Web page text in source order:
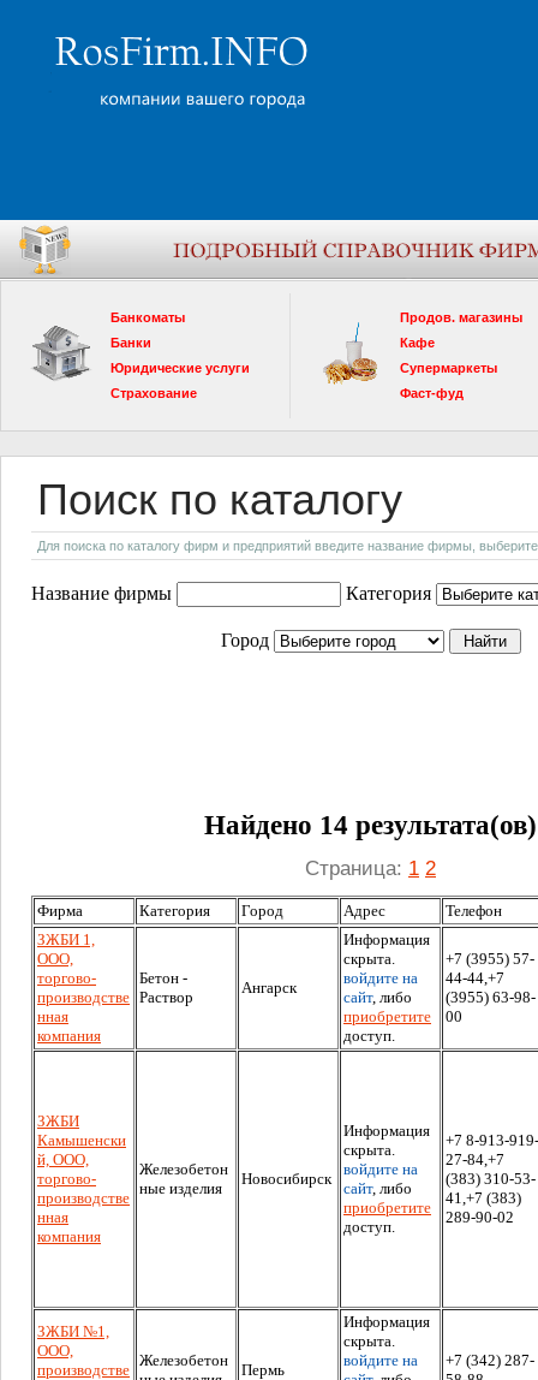
Банкоматы
Банки
Юридические услуги
Страхование
Продов. магазины
Кафе
Супермаркеты
Фаст-фуд
Поиск по каталогу
Для поиска по каталогу фирм и предприятий введите название фирмы, выберите
Название фирмы Категория
Город
Найдено 14 результата(ов)
Страница: 1 2
Фирма Категория Город Адрес
Телефон
ЗЖБИ 1,
ООО,
торгово-
производстве
нная
компания
Бетон -
Раствор
Ангарск
Информация
скрыта.
войдите на
сайт, либо
приобретите
доступ.
+7 (3955) 57-
44-44,+7
(3955) 63-98-
00
ЗЖБИ
Камышенски
й, ООО,
торгово-
производстве
нная
компания
Железобетон
ные изделия
Новосибирск
Информация
скрыта.
войдите на
сайт, либо
приобретите
доступ.
+7 8-913-919-
27-84,+7
(383) 310-53-
41,+7 (383)
289-90-02
ЗЖБИ №1,
ООО,
производстве
Железобетон
Пермь
Информация
скрыта.
войдите на
+7 (342) 287-